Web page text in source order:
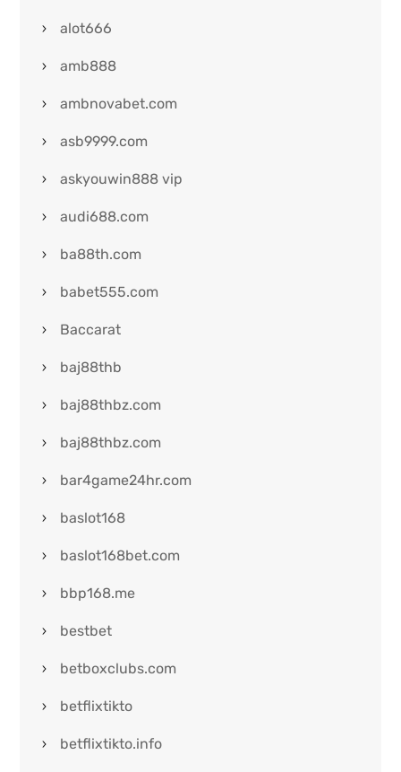
alot666
amb888
ambnovabet.com
asb9999.com
askyouwin888 vip
audi688.com
ba88th.com
babet555.com
Baccarat
baj88thb
baj88thbz.com
baj88thbz.com
bar4game24hr.com
baslot168
baslot168bet.com
bbp168.me
bestbet
betboxclubs.com
betflixtikto
betflixtikto.info